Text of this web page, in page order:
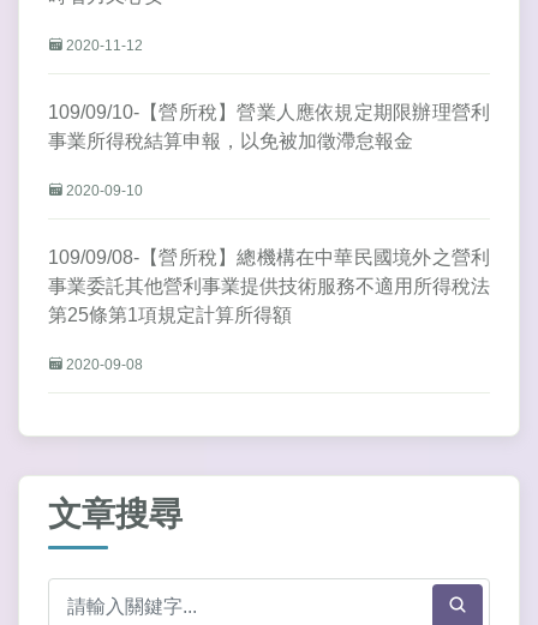
2020-11-12
109/09/10-【營所稅】營業人應依規定期限辦理營利
事業所得稅結算申報，以免被加徵滯怠報金
2020-09-10
109/09/08-【營所稅】總機構在中華民國境外之營利
事業委託其他營利事業提供技術服務不適用所得稅法
第25條第1項規定計算所得額
2020-09-08
文章搜尋